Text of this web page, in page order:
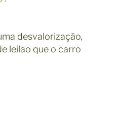
desvalorização,
leilão que o carro